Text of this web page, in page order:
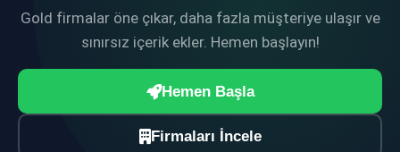
Gold firmalar öne çıkar, daha fazla müşteriye ulaşır ve
sınırsız içerik ekler. Hemen başlayın!
Hemen Başla
Firmaları İncele